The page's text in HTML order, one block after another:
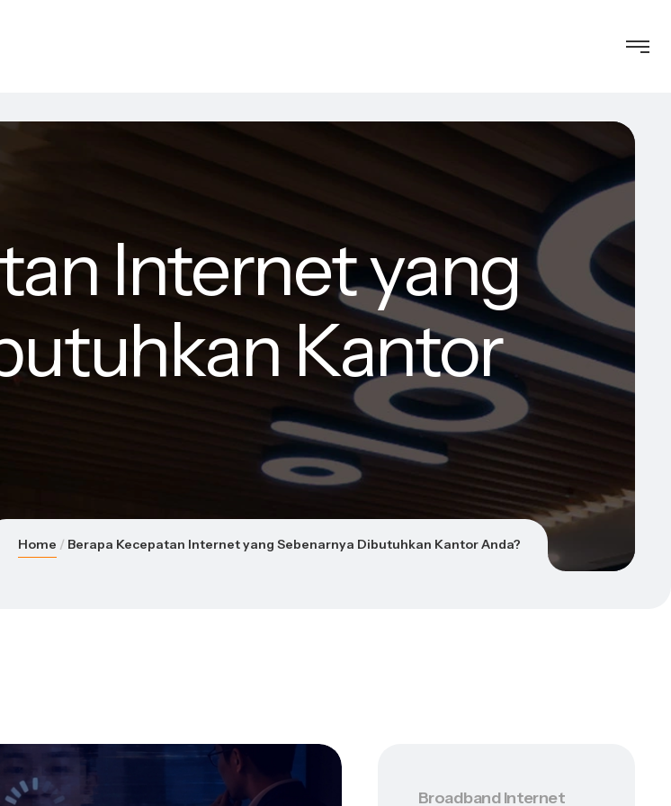
Internet yang
Kantor
Home Berapa Kecepatan Internet yang Sebenarnya Dibutuhkan Kantor Anda?
Broadband Internet